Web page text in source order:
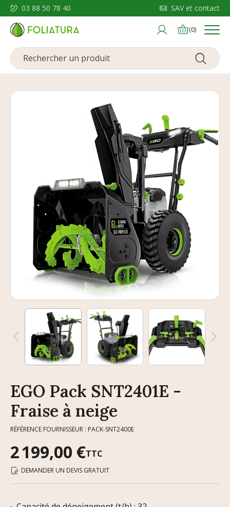
03 88 50 78 40 SAV et contact
(0) Menu
EGO Pack SNT2401E -
Fraise à neige
RÉFÉRENCE FOURNISSEUR : PACK-SNT2400E
2 199,00 €TTC
DEMANDER UN DEVIS GRATUIT